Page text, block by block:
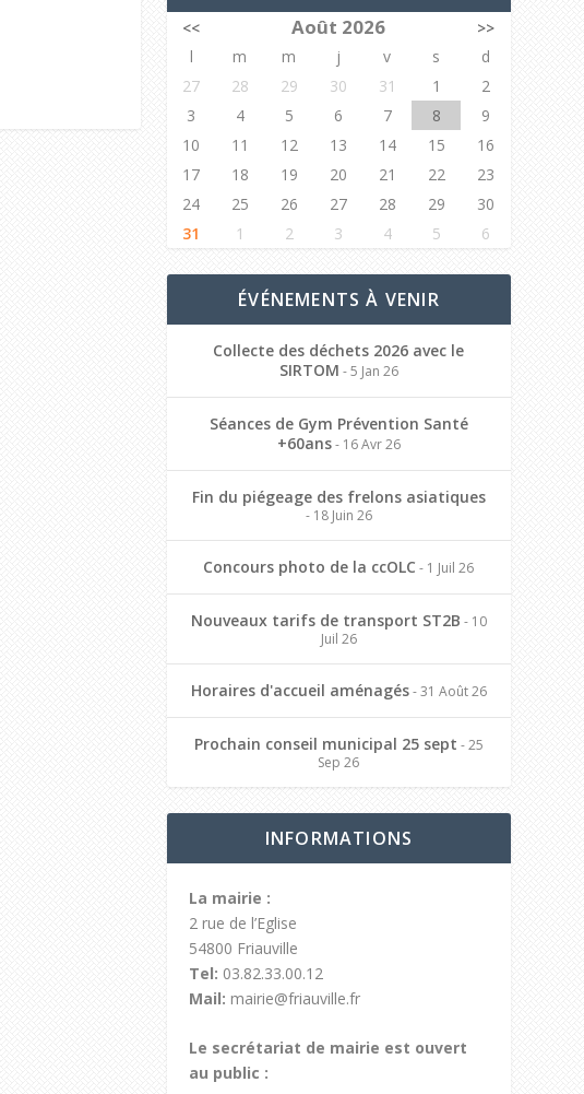
<< Août 2026
>>
l
m m j v s
d
27
28 29 30 31 1
2
3
4 5 6 7 8
9
10
11 12 13 14 15
16
17
18 19 20 21 22
23
24
25 26 27 28 29
30
31
1 2 3 4 5 6
ÉVÉNEMENTS À VENIR
Collecte des déchets 2026 avec le
SIRTOM - 5 Jan 26
Séances de Gym Prévention Santé
+60ans- 16 Avr 26
Fin du piégeage des frelons asiatiques
- 18 Juin 26
Concours photo de la ccOLC - 1 Juil 26
Nouveaux tarifs de transport ST2B - 10
Juil 26
Horaires d'accueil aménagés- 31 Août 26
Prochain conseil municipal 25 sept - 25
Sep 26
INFORMATIONS
La mairie :
2 rue de l’Eglise
54800 Friauville
Tel: 03.82.33.00.12
Mail: mairie@friauville.fr
Le secrétariat de mairie est ouvert
au public :